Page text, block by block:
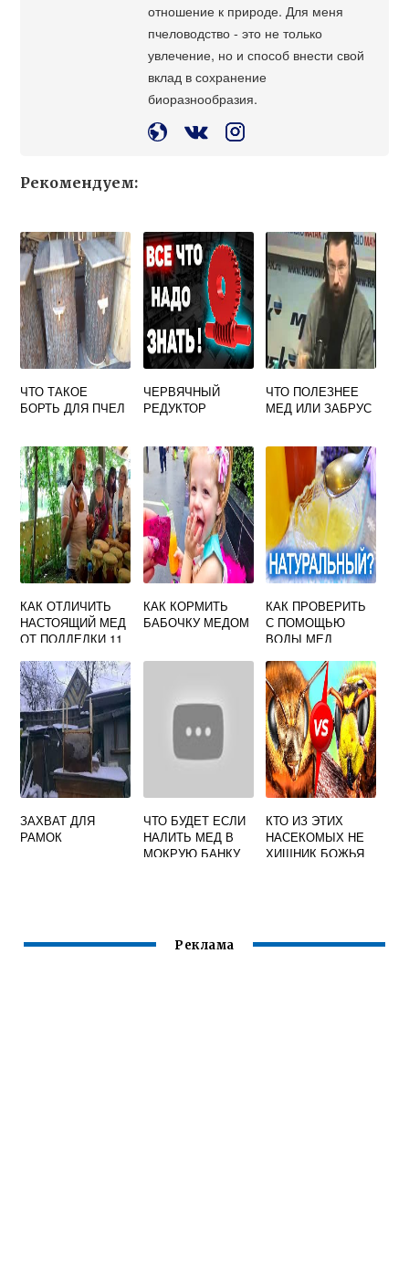
отношение к природе. Для меня
пчеловодство - это не только
увлечение, но и способ внести свой
вклад в сохранение
биоразнообразия.
Рекомендуем:
ЧТО ТАКОЕ
БОРТЬ ДЛЯ ПЧЕЛ
ЧЕРВЯЧНЫЙ
РЕДУКТОР
ЧТО ПОЛЕЗНЕЕ
МЕД ИЛИ ЗАБРУС
КАК ОТЛИЧИТЬ
НАСТОЯЩИЙ МЕД
ОТ ПОДДЕЛКИ 11
ПРОВЕРКИ
КАК КОРМИТЬ
БАБОЧКУ МЕДОМ
КАК ПРОВЕРИТЬ
С ПОМОЩЬЮ
ВОДЫ МЕД
ЗАХВАТ ДЛЯ
РАМОК
ЧТО БУДЕТ ЕСЛИ
НАЛИТЬ МЕД В
МОКРУЮ БАНКУ
КТО ИЗ ЭТИХ
НАСЕКОМЫХ НЕ
ХИЩНИК БОЖЬЯ
Реклама